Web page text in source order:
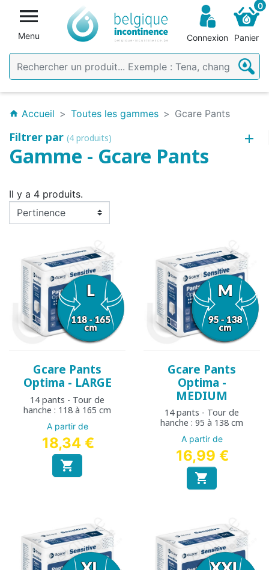

Menu Connexion
0
Panier
home Accueil Toutes les gammes Gcare Pants
Filtrer par (4 produits)
Gamme - Gcare Pants
Il y a 4 produits.
Gcare Pants
Optima - LARGE
14 pants - Tour de
hanche : 118 à 165 cm
A partir de
18,34 €

Gcare Pants
Optima -
MEDIUM
14 pants - Tour de
hanche : 95 à 138 cm
A partir de
16,99 €
